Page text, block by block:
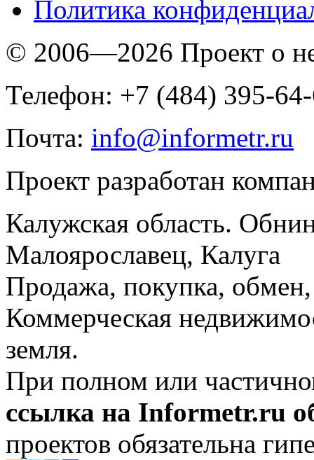
Политика
© 2006—2026 Проект о
Телефон: +7 (484) 395-
Почта: info@informetr.ru
Проект разработан
Калужская область.
Малоярославец, Калуга
Продажа, покупка, обмен,
Коммерческая
земля.
При полном или
ссылка на Informetr.ru
проектов обязательна